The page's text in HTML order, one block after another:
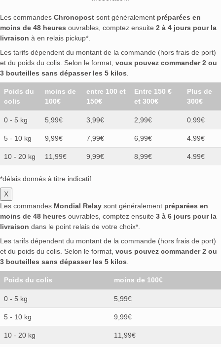
Les commandes Chronopost sont généralement préparées en
moins de 48 heures ouvrables, comptez ensuite 2 à 4 jours pour la
livraison à en relais pickup*.
Les tarifs dépendent du montant de la commande (hors frais de port)
et du poids du colis. Selon le format, vous pouvez commander 2 ou
3 bouteilles sans dépasser les 5 kilos.
Poids du
colis
moins de
100€
entre 100 et
150€
Entre 150 €
et 300€
Plus de
300€
0 - 5 kg 5,99€ 3,99€ 2,99€ 0.99€
5 - 10 kg 9,99€ 7,99€ 6,99€ 4.99€
10 - 20 kg 11,99€ 9,99€ 8,99€ 4.99€
*délais donnés à titre indicatif
X
Les commandes Mondial Relay sont généralement préparées en
moins de 48 heures ouvrables, comptez ensuite 3 à 6 jours pour la
livraison dans le point relais de votre choix*.
Les tarifs dépendent du montant de la commande (hors frais de port)
et du poids du colis. Selon le format, vous pouvez commander 2 ou
3 bouteilles sans dépasser les 5 kilos.
Poids du colis moins de 100€
0 - 5 kg 5,99€
5 - 10 kg 9,99€
10 - 20 kg 11,99€